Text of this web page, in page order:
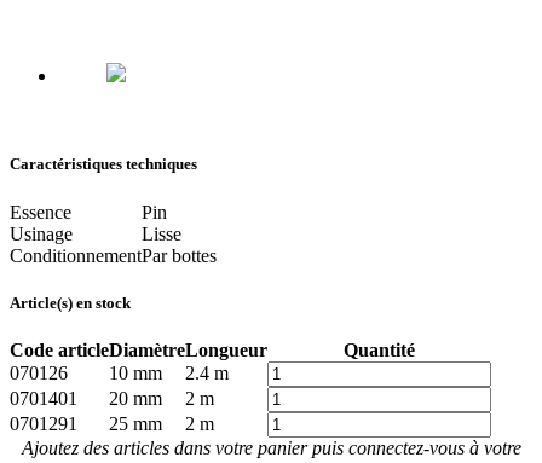
Caractéristiques techniques
Essence
Pin
Usinage
Lisse
ConditionnementPar bottes
Article(s) en stock
Code articleDiamètreLongueur
Quantité
070126
10 mm
2.4 m
0701401
20 mm
2 m
0701291
25 mm
2 m
Ajoutez des articles dans votre panier puis connectez-vous à votre